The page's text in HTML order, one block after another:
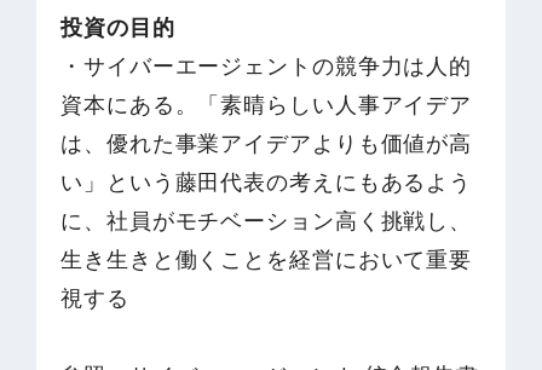
投資の目的
・サイバーエージェントの競争力は人的
資本にある。「素晴らしい人事アイデア
は、優れた事業アイデアよりも価値が高
い」という藤田代表の考えにもあるよう
に、社員がモチベーション高く挑戦し、
生き生きと働くことを経営において重要
視する